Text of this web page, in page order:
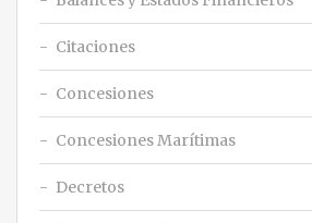
Citaciones
Concesiones
Concesiones Marítimas
Decretos